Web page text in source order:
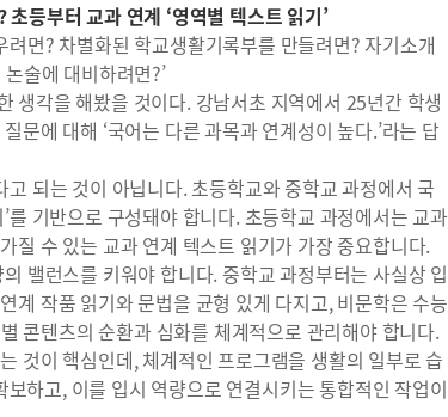
등부터 교과 연계 ‘영역별 텍스트 읽기’
면? 차별화된 학교생활기록부를 만들려면? 자기소개
술에 대비하려면?’
생각을 해봤을 것이다. 강남서초 지역에서 25년간 학생
문에 대해 ‘국어는 다른 과목과 연계성이 높다.’라는 답
되는 것이 아닙니다. 초등학교와 중학교 과정에서 국
를 기반으로 구성돼야 합니다. 초등학교 과정에서는 교과
질 수 있는 교과 연계 텍스트 읽기가 가장 중요합니다.
밸런스를 키워야 합니다. 중학교 과정부터는 사실상 입
계 작품 읽기와 문법을 균형 있게 다지고, 비문학은 수능
콘텐츠의 순환과 심화를 체계적으로 관리해야 합니다.
것이 핵심인데, 체계적인 프로그램을 생활의 일부로 습
하고, 이를 입시 역량으로 연결시키는 통합적인 작업이